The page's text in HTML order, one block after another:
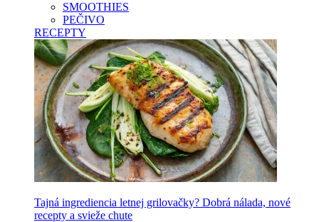
SMOOTHIES
PEČIVO
RECEPTY
Tajná ingrediencia letnej grilovačky? Dobrá nálada, nové
recepty a svieže chute